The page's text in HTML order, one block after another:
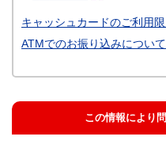
キャッシュカードのご利用
ATMでのお振り込みについて
この情報により